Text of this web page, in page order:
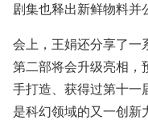
剧集也释出新鲜物料并
会上，王娟还分享了一
第二部将会升级亮相，
手打造、获得过第十一
是科幻领域的又一创新